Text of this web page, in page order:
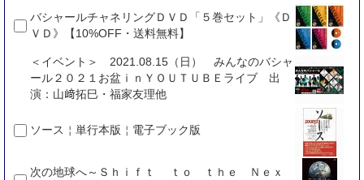
バシャールチャネリングＤＶＤ「５巻セット」《Ｄ
ＶＤ》【10%OFF・送料無料】
＜イベント＞ 2021.08.15（日） みんなのバシャ
ール２０２１お盆ｉｎＹＯＵＴＵＢＥライブ 出
演：山﨑拓巳・福家友理他
ソース￤単行本版￤電子ブック版
次の地球へ～Ｓｈｉｆｔ ｔｏ ｔｈｅ Ｎｅｘ